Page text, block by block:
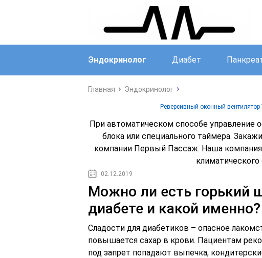
Эндокринолог Диабет
Главная Эндокринолог
Реверсивный оконный
При автоматическом способе управление
блока или специального таймера.
компании Первый Пассаж. Наша
02.12.2019
Можно ли есть горький
диабете и какой именно?
Сладости для диабетиков – опасное
повышается сахар в крови. Пациентам
под запрет попадают выпечка,